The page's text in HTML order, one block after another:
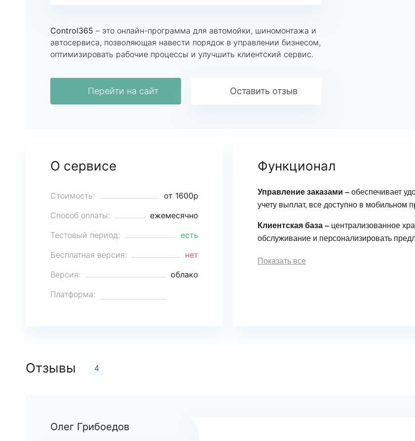
Control365 – это онлайн-программа для автомойки, шиномонтажа и
автосервиса, позволяющая навести порядок в управлении бизнесом,
оптимизировать рабочие процессы и улучшить клиентский сервис.
Перейти на сайт Оставить отзыв
О сервисе
Стоимость:
от 1600р
Способ оплаты:
ежемесячно
Тестовый период:
есть
Бесплатная версия:
нет
Версия:
облако
Платформа:
Функционал
Управление заказами – обеспечивает
учету выплат, все доступно в мобильном
Клиентская база – централизованное
обслуживание и персонализировать
Показать все
Отзывы 4
Олег Грибоедов